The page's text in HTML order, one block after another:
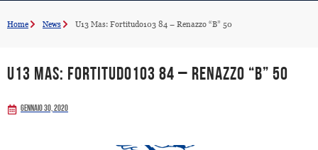
Home News U13 Mas: Fortitudo103 84 – Renazzo “B” 50
U13 Mas: Fortitudo103 84 – Renazzo “B” 50
Gennaio 30, 2020